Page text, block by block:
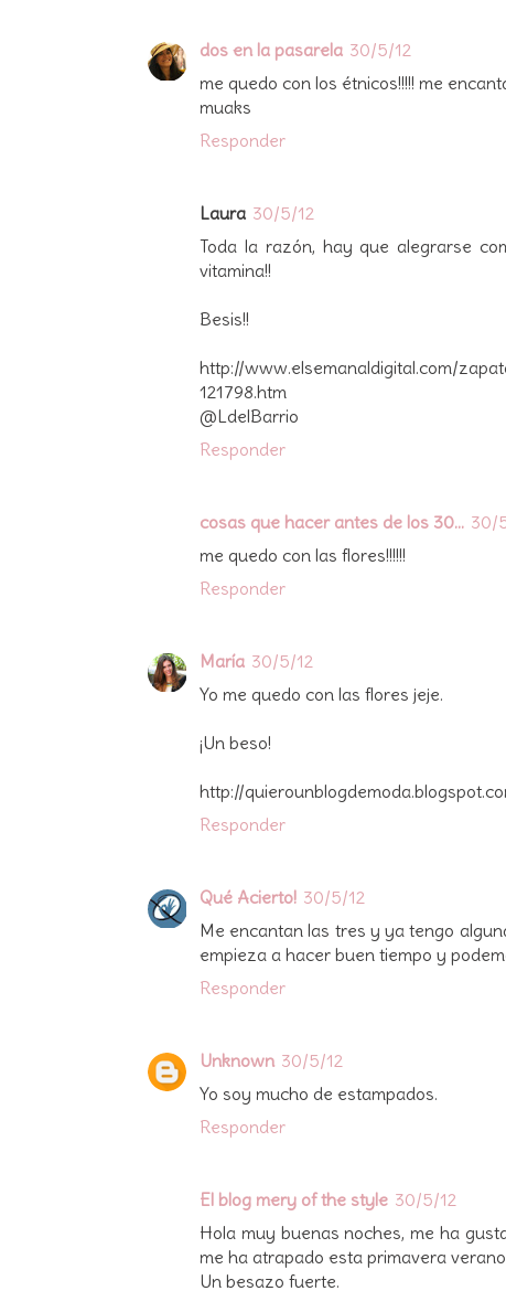
dos en la pasarela 30/5/12
me quedo con los étnicos!!!!! me
muaks
Responder
Laura 30/5/12
Toda la razón, hay que alegrarse
vitamina!!
Besis!!
http://www.elsemanaldigital.com/
121798.htm
@LdelBarrio
Responder
cosas que hacer antes de los 30... 30/
me quedo con las flores!!!!!!
Responder
María 30/5/12
Yo me quedo con las flores jeje.
¡Un beso!
http://
Responder
Qué Acierto! 30/5/12
Me encantan las tres y ya tengo
empieza a hacer buen tiempo y
Responder
Unknown 30/5/12
Yo soy mucho de estampados.
Responder
El blog mery of the style 30/5/12
Hola muy buenas noches, me ha
me ha atrapado esta primavera
Un besazo fuerte.